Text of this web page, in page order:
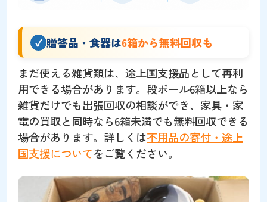
贈答品・食器は6箱から無料回収も
まだ使える雑貨類は、途上国支援品として再利
用できる場合があります。段ボール6箱以上なら
雑貨だけでも出張回収の相談ができ、家具・家
電の買取と同時なら6箱未満でも無料回収できる
場合があります。詳しくは不用品の寄付・途上
国支援についてをご覧ください。